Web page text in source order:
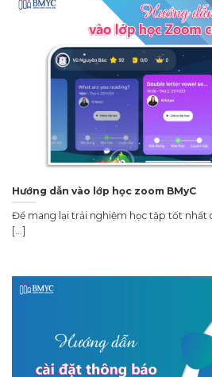
Hướng dẫn vào lớp học zoom BMyC
Để mang lại trải nghiệm học tập tốt nhất
[...]